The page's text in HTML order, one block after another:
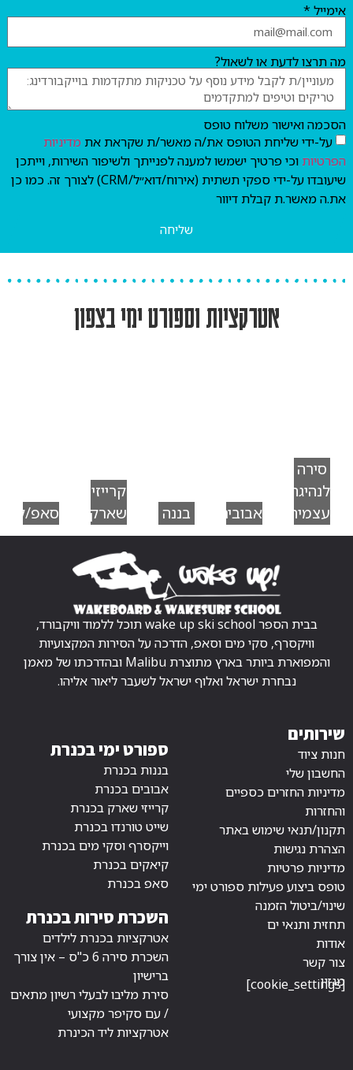
*
תרצו לדעת או לשאול?
ואישור משלוח טופס
על-ידי שליחת הטופס את/ה מאשר/ת שקראת אתמדיניות
וכי פרטיך ישמשו למענה לפנייתך ולשיפור השירות, וייתכן
שיעובדו על-ידי ספקי תשתית (אירוח/דוא״ל/CRM) לצורך זה. כמו כן
מאשר.ת קבלת דיוור
שליחה
אטרקציות וספורט ימי בצפון
סירה
לנהיגה
עצמית
אבובים בננה
קרייזי
שארק
סאפ/קיאק
בבית הספר wake up ski school תוכל ללמוד וויקבורד,
וויקסרף, סקי מים וסאפ, הדרכה על הסירות המקצועיות
והמפוארת ביותר בארץ מתוצרת Malibu ובהדרכתו של מאמן
נבחרת ישראל ואלוף ישראל לשעבר ליאור אליהו.
שירותים
חנות ציוד
החשבון שלי
מדיניות החזרים כספיים
והחזרות
תקנון/תנאי שימוש באתר
הצהרת נגישות
מדיניות פרטיות
טופס ביצוע פעילות ספורט ימי
שינוי/ביטול הזמנה
תחזית ותנאי ים
אודות
צור קשר
מגזין
ספורט ימי בכנרת
בננות בכנרת
אבובים בכנרת
קרייזי שארק בכנרת
שייט טורנדו בכנרת
וייקסרף וסקי מים בכנרת
קיאקים בכנרת
סאפ בכנרת
השכרת סירות בכנרת
אטרקציות בכנרת לילדים
השכרת סירה 6 כ"ס – אין צורך
ברישיון
סירת מליבו לבעלי רשיון מתאים
/ עם סקיפר מקצועי
אטרקציות ליד הכינרת